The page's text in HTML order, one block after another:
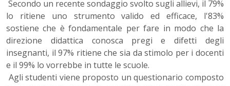
Secondo un recente sondaggio svolto sugli allievi, il 79%
lo ritiene uno strumento valido ed efficace, l'83%
sostiene che è fondamentale per fare in modo che la
direzione didattica conosca pregi e difetti degli
insegnanti, il 97% ritiene che sia da stimolo per i docenti
e il 99% lo vorrebbe in tutte le scuole.
Agli studenti viene proposto un questionario composto